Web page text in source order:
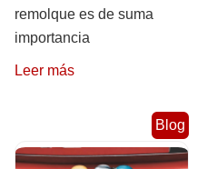
remolque es de suma
importancia
Leer más
Blog